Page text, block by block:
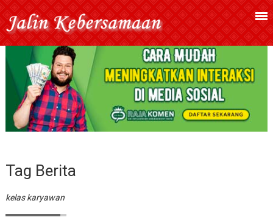
Tag Berita
kelas karyawan